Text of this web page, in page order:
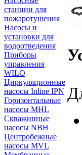
станции для
пожаротушения
Насосы и
установки для
водоотведения
Приборы
управления
WILO
Циркуляционные
насосы Inline IPN
Горизонтальные
насосы MHL
Скважинные
насосы NBH
Центробежные
насосы MVL